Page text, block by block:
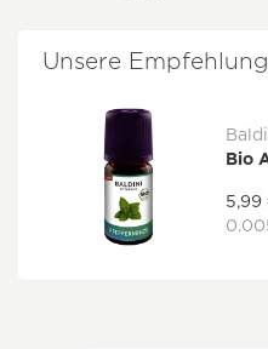
Unsere Empfehlung
Bio
5,99